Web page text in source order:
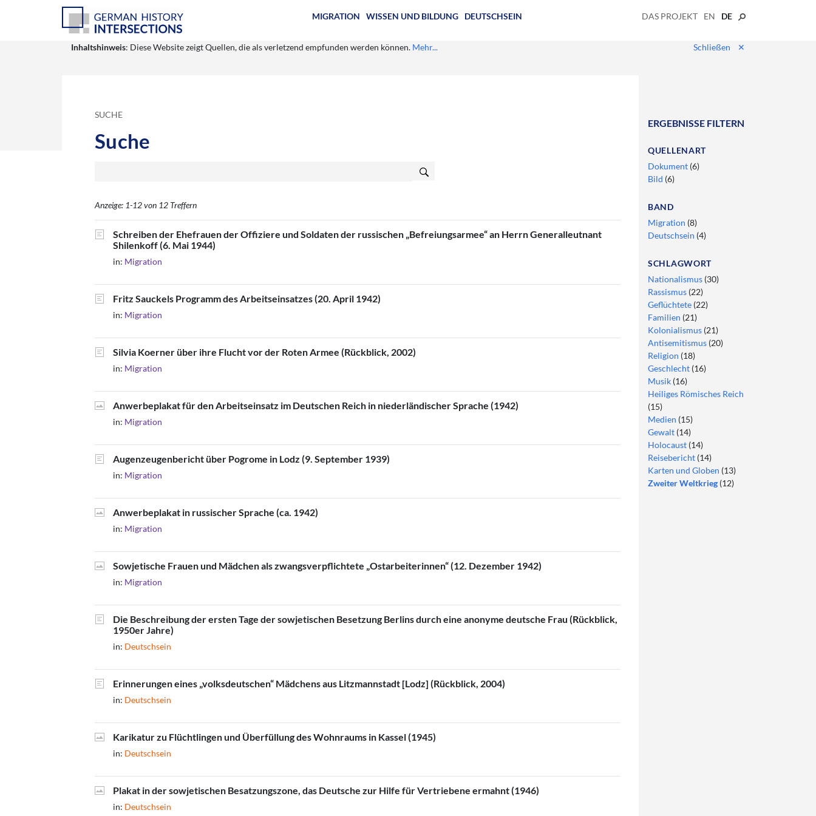
MIGRATION WISSEN UND BILDUNG DEUTSCHSEIN DAS PROJEKT EN DE
Inhaltshinweis: Diese Website zeigt Quellen, die als verletzend empfunden werden können. Mehr... Schließen ✕
SUCHE
Suche
Anzeige: 1-12 von 12 Treffern
Schreiben der Ehefrauen der Offiziere und Soldaten der russischen „Befreiungsarmee“ an Herrn Generalleutnant
Shilenkoff (6. Mai 1944)
in: Migration
Fritz Sauckels Programm des Arbeitseinsatzes (20. April 1942)
in: Migration
Silvia Koerner über ihre Flucht vor der Roten Armee (Rückblick, 2002)
in: Migration
Anwerbeplakat für den Arbeitseinsatz im Deutschen Reich in niederländischer Sprache (1942)
in: Migration
Augenzeugenbericht über Pogrome in Lodz (9. September 1939)
in: Migration
Anwerbeplakat in russischer Sprache (ca. 1942)
in: Migration
Sowjetische Frauen und Mädchen als zwangsverpflichtete „Ostarbeiterinnen“ (12. Dezember 1942)
in: Migration
Die Beschreibung der ersten Tage der sowjetischen Besetzung Berlins durch eine anonyme deutsche Frau (Rückblick,
1950er Jahre)
in: Deutschsein
Erinnerungen eines „volksdeutschen“ Mädchens aus Litzmannstadt [Lodz] (Rückblick, 2004)
in: Deutschsein
Karikatur zu Flüchtlingen und Überfüllung des Wohnraums in Kassel (1945)
in: Deutschsein
Plakat in der sowjetischen Besatzungszone, das Deutsche zur Hilfe für Vertriebene ermahnt (1946)
in: Deutschsein
ERGEBNISSE FILTERN
QUELLENART
Dokument (6)
Bild (6)
BAND
Migration (8)
Deutschsein (4)
SCHLAGWORT
Nationalismus (30)
Rassismus (22)
Geflüchtete (22)
Familien (21)
Kolonialismus (21)
Antisemitismus (20)
Religion (18)
Geschlecht (16)
Musik (16)
Heiliges Römisches Reich
(15)
Medien (15)
Gewalt (14)
Holocaust (14)
Reisebericht (14)
Karten und Globen (13)
Zweiter Weltkrieg (12)